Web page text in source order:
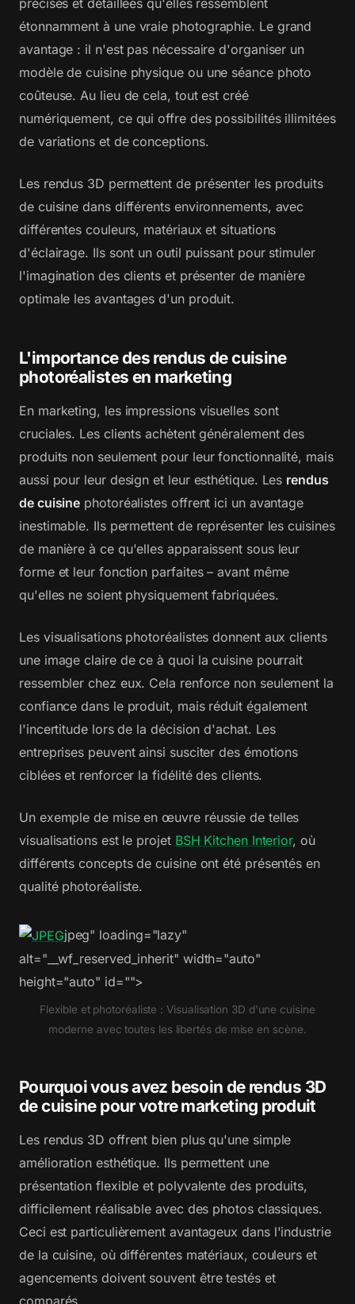
précises et détaillées qu'elles ressemblent
étonnamment à une vraie photographie. Le grand
avantage : il n'est pas nécessaire d'organiser un
modèle de cuisine physique ou une séance photo
coûteuse. Au lieu de cela, tout est créé
numériquement, ce qui offre des possibilités illimitées
de variations et de conceptions.
Les rendus 3D permettent de présenter les produits
de cuisine dans différents environnements, avec
différentes couleurs, matériaux et situations
d'éclairage. Ils sont un outil puissant pour stimuler
l'imagination des clients et présenter de manière
optimale les avantages d'un produit.
L'importance des rendus de cuisine
photoréalistes en marketing
En marketing, les impressions visuelles sont
cruciales. Les clients achètent généralement des
produits non seulement pour leur fonctionnalité, mais
aussi pour leur design et leur esthétique. Les rendus
de cuisine photoréalistes offrent ici un avantage
inestimable. Ils permettent de représenter les cuisines
de manière à ce qu'elles apparaissent sous leur
forme et leur fonction parfaites – avant même
qu'elles ne soient physiquement fabriquées.
Les visualisations photoréalistes donnent aux clients
une image claire de ce à quoi la cuisine pourrait
ressembler chez eux. Cela renforce non seulement la
confiance dans le produit, mais réduit également
l'incertitude lors de la décision d'achat. Les
entreprises peuvent ainsi susciter des émotions
ciblées et renforcer la fidélité des clients.
Un exemple de mise en œuvre réussie de telles
visualisations est le projet BSH Kitchen Interior, où
différents concepts de cuisine ont été présentés en
qualité photoréaliste.
jpeg" loading="lazy"
alt="__wf_reserved_inherit" width="auto"
height="auto" id="">
Flexible et photoréaliste : Visualisation 3D d'une cuisine
moderne avec toutes les libertés de mise en scène.
Pourquoi vous avez besoin de rendus 3D
de cuisine pour votre marketing produit
Les rendus 3D offrent bien plus qu'une simple
amélioration esthétique. Ils permettent une
présentation flexible et polyvalente des produits,
difficilement réalisable avec des photos classiques.
Ceci est particulièrement avantageux dans l'industrie
de la cuisine, où différentes matériaux, couleurs et
agencements doivent souvent être testés et